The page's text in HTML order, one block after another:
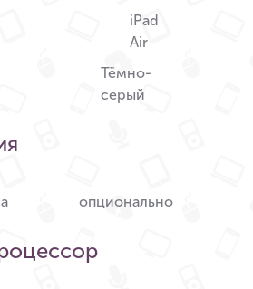
iPad
Air
Тёмно-
серый
опционально